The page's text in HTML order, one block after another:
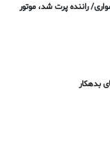
راننده پرت شد، موتور
بدهکار